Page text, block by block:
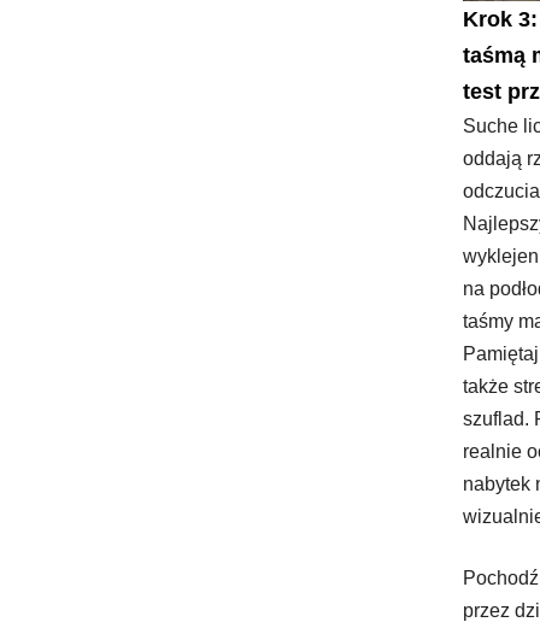
Krok
taśmą
test
Suche
oddają
na
taśmy
także
szuflad.
realnie
nabytek
przez